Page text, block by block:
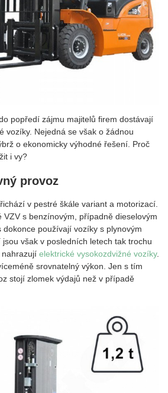
popředí zájmu majitelů firem dostávají
vozíky. Nejedná se však o žádnou
o ekonomicky výhodné řešení. Proč
i vy?
provoz
v pestré škále variant a motorizací.
VZV s benzínovým, případně dieselovým
dokonce používají vozíky s plynovým
však v posledních letech tak trochu
nahrazují elektrické vysokozdvižné vozíky.
srovnatelný výkon. Jen s tím
stojí zlomek výdajů než v případě